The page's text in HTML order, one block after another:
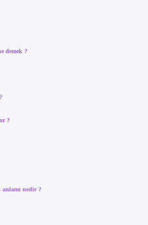
demek ?
?
anlamı nedir ?